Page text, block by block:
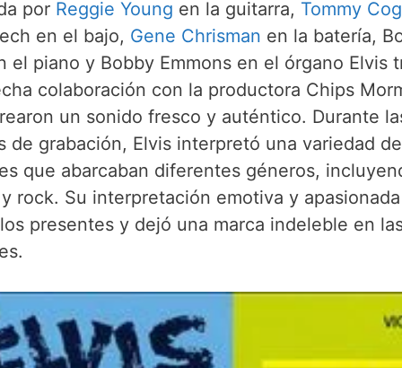
por Reggie Young en la guitarra, Tommy
en el bajo, Gene Chrisman en la batería,
el piano y Bobby Emmons en el órgano Elvis
colaboración con la productora Chips
un sonido fresco y auténtico. Durante
de grabación, Elvis interpretó una variedad de
que abarcaban diferentes géneros,
rock. Su interpretación emotiva y
presentes y dejó una marca indeleble en